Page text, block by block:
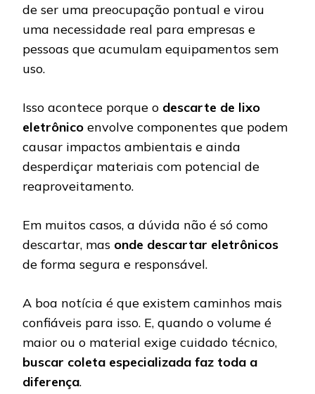
de ser uma preocupação pontual e virou
uma necessidade real para empresas e
pessoas que acumulam equipamentos sem
uso.
Isso acontece porque o descarte de lixo
eletrônico envolve componentes que podem
causar impactos ambientais e ainda
desperdiçar materiais com potencial de
reaproveitamento.
Em muitos casos, a dúvida não é só como
descartar, mas onde descartar eletrônicos
de forma segura e responsável.
A boa notícia é que existem caminhos mais
confiáveis para isso. E, quando o volume é
maior ou o material exige cuidado técnico,
buscar coleta especializada faz toda a
diferença.